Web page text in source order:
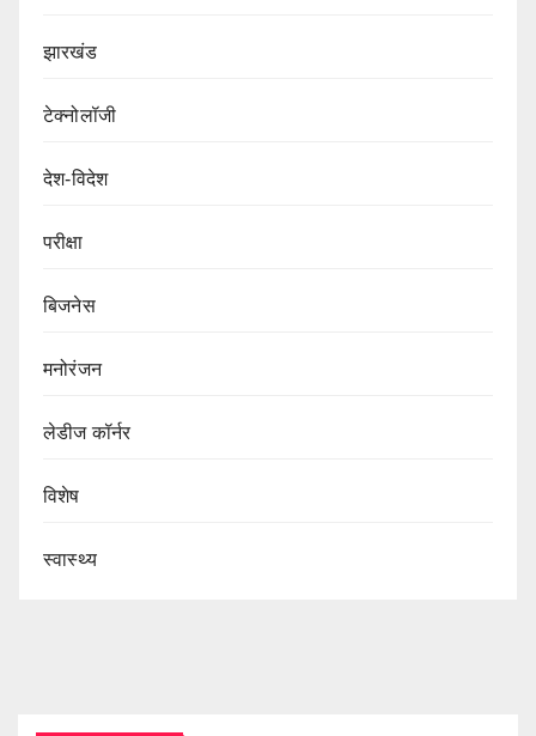
झारखंड
टेक्नोलॉजी
देश-विदेश
परीक्षा
बिजनेस
मनोरंजन
लेडीज कॉर्नर
विशेष
स्वास्थ्य